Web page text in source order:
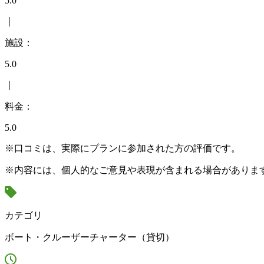
施設：
5.0
料金：
5.0
※口コミは、実際にプランに参加された方の評価です。
※内容には、個人的なご意見や表現が含まれる場合がありま
カテゴリ
ボート・クルーザーチャーター（貸切）